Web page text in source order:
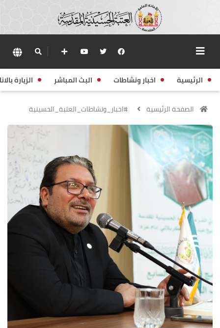
الرئيسية اخبار ونشاطات البث المباشر الزيارة
الصفحة الرئيسية #اخبار_ونشاطات_العتبة_الحسينية